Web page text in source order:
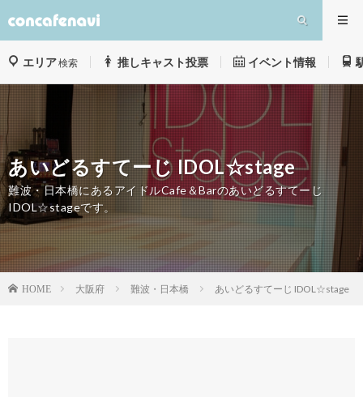
エリア検索 推しキャスト投票 イベント情報
あいどるすてーじ IDOL☆stage
難波・日本橋にあるアイドルCafe＆Barのあいどるすてーじ
IDOL☆stageです。
HOME 大阪府 難波・日本橋 あいどるすてーじ IDOL☆stage